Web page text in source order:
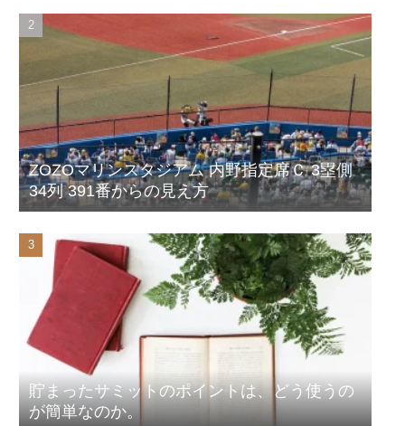
ZOZOマリンスタジアム 内野指定席Ｃ 3塁側
34列 391番からの見え方
貯まったサミットのポイントは、どう使うの
が簡単なのか。